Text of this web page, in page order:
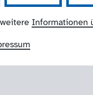
Informationen